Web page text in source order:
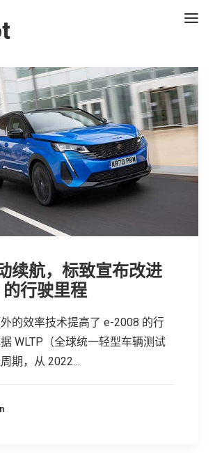
Search
续航，标致宣布改进
行驶里程
的效率技术提高了 e-2008 的行
WLTP（全球统一轻型车辆测试
期，从 2022…